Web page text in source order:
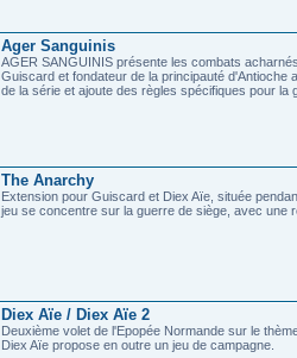
Ager Sanguinis
AGER SANGUINIS présente les combats
Guiscard et fondateur de la principauté
de la série et ajoute des règles spécifiques pour la
The Anarchy
Extension pour Guiscard et Diex Aïe, située
jeu se concentre sur la guerre de siège, avec une
Diex Aïe / Diex Aïe 2
Deuxième volet de l'Epopée Normande sur le
Diex Aïe propose en outre un jeu de campagne.